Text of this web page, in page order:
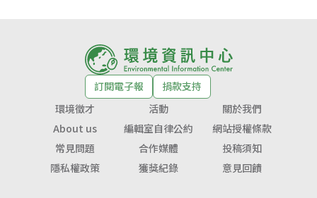
訂閱電子報
捐款支持
環境徵才
活動
關於我們
About us
編輯室自律公約
網站授權條款
常見問題
合作媒體
投稿須知
隱私權政策
獲獎紀錄 意見回饋